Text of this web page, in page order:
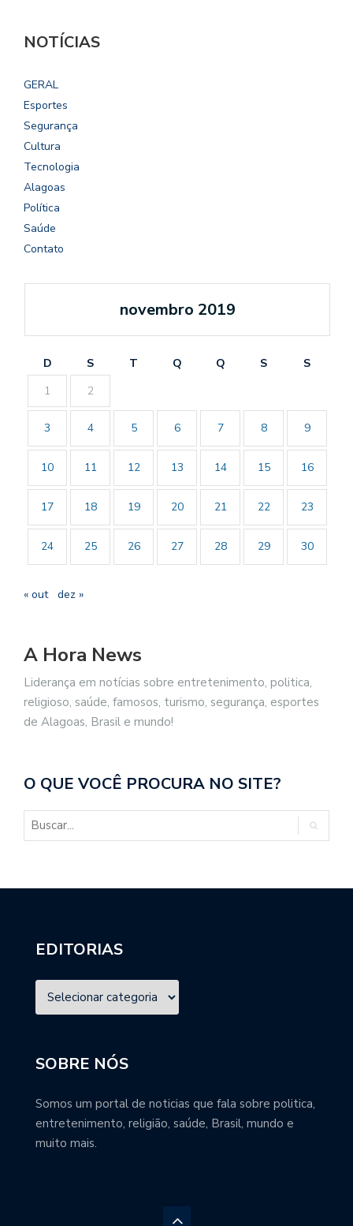
NOTÍCIAS
GERAL
Esportes
Segurança
Cultura
Tecnologia
Alagoas
Política
Saúde
Contato
novembro 2019
D S T Q Q S
S
1
2
3 4 5 6 7 8 9
10 11 12 13 14 15 16
17 18 19 20 21 22 23
24 25 26 27 28 29 30
« out dez »
A Hora News
Liderança em notícias sobre entretenimento, politica,
religioso, saúde, famosos, turismo, segurança, esportes
de Alagoas, Brasil e mundo!
O QUE VOCÊ PROCURA NO SITE?
EDITORIAS
SOBRE NÓS
Somos um portal de noticias que fala sobre politica,
entretenimento, religião, saúde, Brasil, mundo e
muito mais.